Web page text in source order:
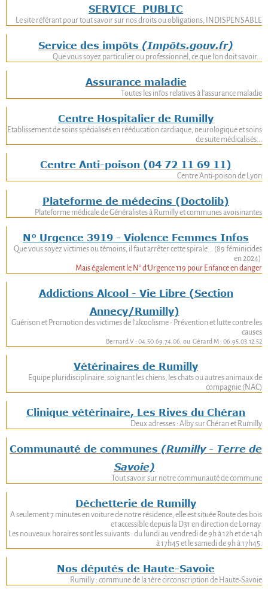
SERVICE_PUBLIC
Le site référant pour tout savoir sur nos droits ou obligations, INDISPENSABLE
Service des impôts (Impôts.gouv.fr)
Que vous soyez particulier ou professionnel, ce que l'on doit savoir...
Assurance maladie
Toutes les infos relatives à l'assurance maladie
Centre Hospitalier de Rumilly
Etablissement de soins spécialisés en rééducation cardiaque, neurologique et soins
de suite médicalisés...
Centre Anti-poison (04 72 11 69 11)
Centre Anti-poison de Lyon
Plateforme de médecins (Doctolib)
Plateforme médicale de Généralistes à Rumilly et communes avoisinantes
N° Urgence 3919 - Violence Femmes Infos
Que vous soyez victimes ou témoins, il faut arrêter cette spirale... (89 féminicides
en 2024)
Mais également le N° d'Urgence 119 pour Enfance en danger
Addictions Alcool - Vie Libre (Section
Annecy/Rumilly)
Guérison et Promotion des victimes de l'alcoolisme - Prévention et lutte contre les
causes
Bernard V : 04.50.69.74.06. ou Gérard M : 06.95.03.12.52
Vétérinaires de Rumilly
Equipe pluridisciplinaire, soignant les chiens, les chats ou autres animaux de
compagnie (NAC)
Clinique vétérinaire, Les Rives du Chéran
Deux adresses : Alby sur Chéran et Rumilly
Communauté de communes (Rumilly - Terre de
Savoie)
Tout savoir sur notre communauté de commune
Déchetterie de Rumilly
A seulement 7 minutes en voiture de notre résidence, elle est située Route des bois
et accessible depuis la D31 en direction de Lornay
Les nouveaux horaires sont les suivants : du lundi au vendredi de 9h à 12h et de 14h
à 17h45 et le samedi de 9h à 17h45.
Nos députés de Haute-Savoie
Rumilly : commune de la 1ère circonscription de Haute-Savoie